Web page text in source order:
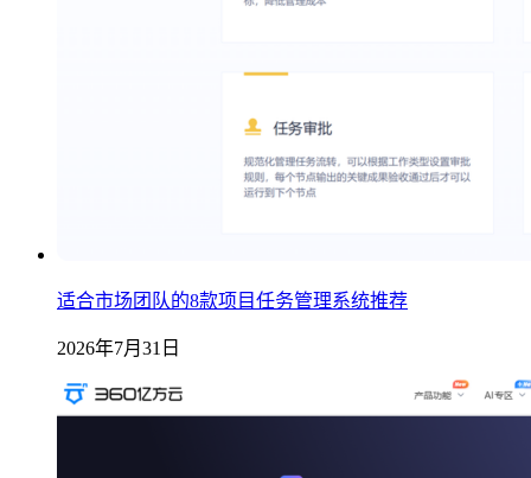
适合市场团队的8款项目任务管理系统推荐
2026年7月31日